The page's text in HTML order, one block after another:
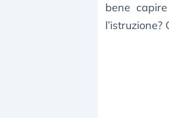
bene capire